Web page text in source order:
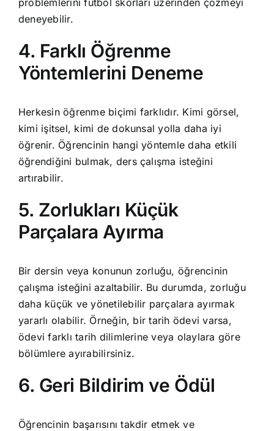
deneyebilir.
4. Farklı Öğrenme
Yöntemlerini Deneme
Herkesin öğrenme biçimi farklıdır. Kimi görsel,
kimi işitsel, kimi de dokunsal yolla daha iyi
öğrenir. Öğrencinin hangi yöntemle daha etkili
öğrendiğini bulmak, ders çalışma isteğini
artırabilir.
5. Zorlukları Küçük
Parçalara Ayırma
Bir dersin veya konunun zorluğu, öğrencinin
çalışma isteğini azaltabilir. Bu durumda, zorluğu
daha küçük ve yönetilebilir parçalara ayırmak
yararlı olabilir. Örneğin, bir tarih ödevi varsa,
ödevi farklı tarih dilimlerine veya olaylara göre
bölümlere ayırabilirsiniz.
6. Geri Bildirim ve Ödül
Öğrencinin başarısını takdir etmek ve